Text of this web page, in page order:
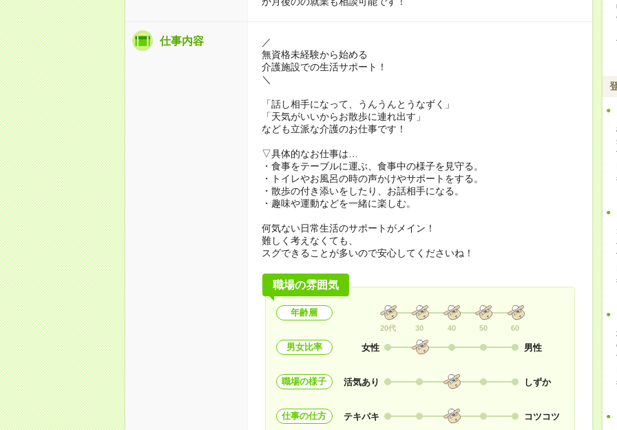
仕事内容
／
無資格未経験から始める
介護施設での生活サポート！
＼
「話し相手になって、うんうんとうなずく」
「天気がいいからお散歩に連れ出す」
なども立派な介護のお仕事です！
▽具体的なお仕事は…
・食事をテーブルに運ぶ、食事中の様子を見守る。
・トイレやお風呂の時の声かけやサポートをする。
・散歩の付き添いをしたり、お話相手になる。
・趣味や運動などを一緒に楽しむ。
何気ない日常生活のサポートがメイン！
難しく考えなくても、
スグできることが多いので安心してくださいね！
職場の雰囲気
年齢層
20代 30 40 50 60
男女比率 女性 男性
職場の様子 活気あり しずか
仕事の仕方 テキパキ コツコツ